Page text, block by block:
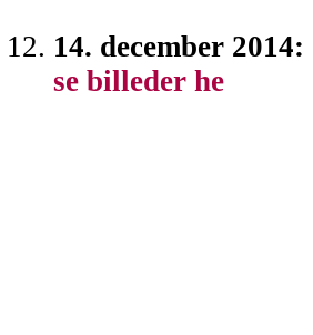
14. december
se billeder he